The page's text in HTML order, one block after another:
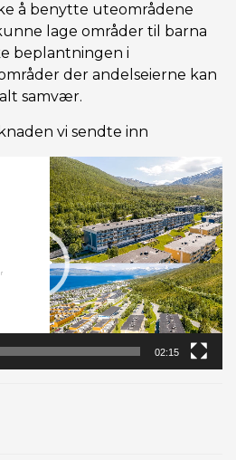
å benytte uteområdene
lage områder til barna
beplantningen i
der andelseierne kan
samvær.
vi sendte inn
02:15